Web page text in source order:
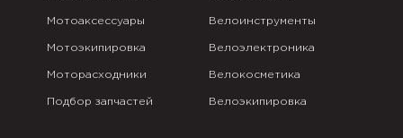
Мотоаксессуары
Мотоэкипировка
Моторасходники
Подбор запчастей
Велоинструменты
Велоэлектроника
Велокосметика
Велоэкипировка